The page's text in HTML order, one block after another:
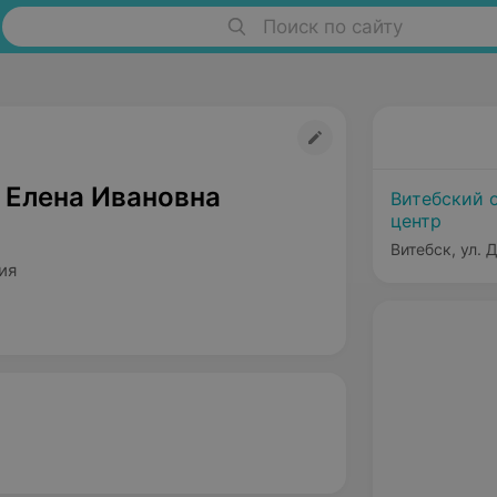
Поиск по сайту
Ивановна
Витебский
центр
Витебск, ул.